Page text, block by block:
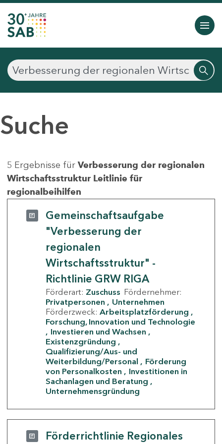
Suche
5 Ergebnisse für Verbesserung der regionalen
Wirtschaftsstruktur Leitlinie für
regionalbeihilfen
Gemeinschaftsaufgabe
"Verbesserung der
regionalen
Wirtschaftsstruktur" -
Richtlinie GRW RIGA
Förderart: Zuschuss Fördernehmer:
Privatpersonen
Unternehmen
Förderzweck: Arbeitsplatzförderung
Forschung, Innovation und Technologie
Investieren und Wachsen
Existenzgründung
Qualifizierung/Aus- und
Weiterbildung/Personal
Förderung
von Personalkosten
Investitionen in
Sachanlagen und Beratung
Unternehmensgründung
Förderrichtlinie Regionales